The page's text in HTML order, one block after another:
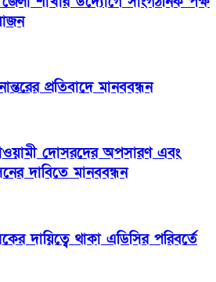
প্রতিবাদে মানববন্ধন
দোসরদের অপসারণ এবং
দাবিতে মানববন্ধন
দায়িত্বে থাকা এডিসির পরিবর্তে